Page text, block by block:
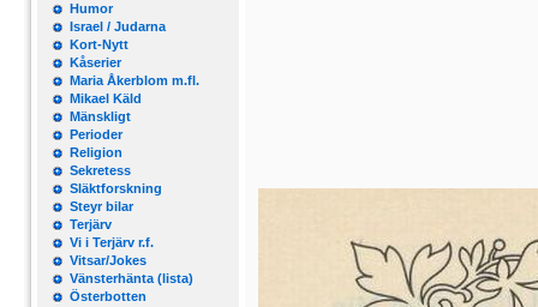
Humor
Israel / Judarna
Kort-Nytt
Kåserier
Maria Åkerblom m.fl.
Mikael Käld
Mänskligt
Perioder
Religion
Sekretess
Släktforskning
Steyr bilar
Terjärv
Vi i Terjärv r.f.
Vitsar/Jokes
Vänsterhänta (lista)
Österbotten